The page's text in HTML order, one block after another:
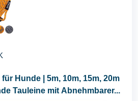
Hunde | 5m, 10m, 15m, 20m
Tauleine mit Abnehmbarer...